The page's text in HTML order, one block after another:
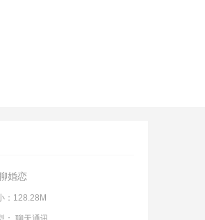
婚恋
：128.28M